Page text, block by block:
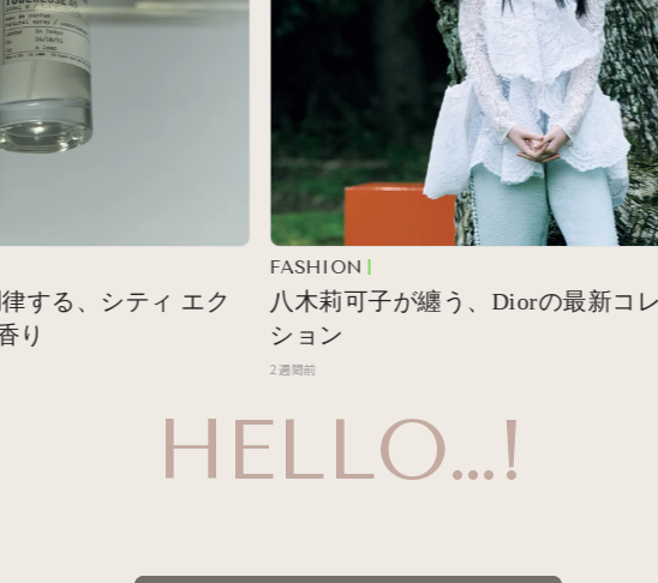
HELLO…!
、シティ エク
FASHION
八木莉可子が纏う、Diorの最新コレク
ション
2週間前